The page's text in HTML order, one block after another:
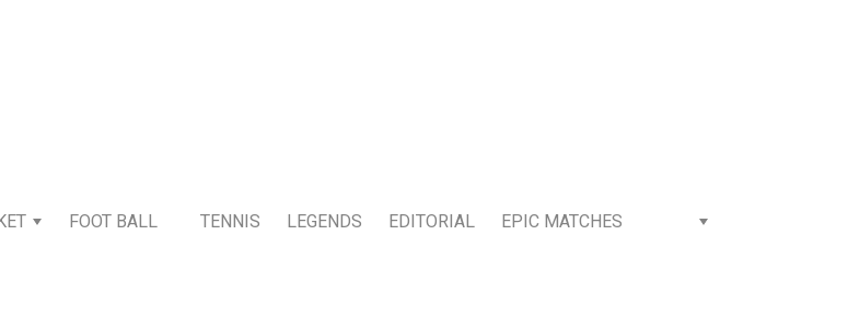
FOOT BALL TENNIS LEGENDS EDITORIAL EPIC MATCHES